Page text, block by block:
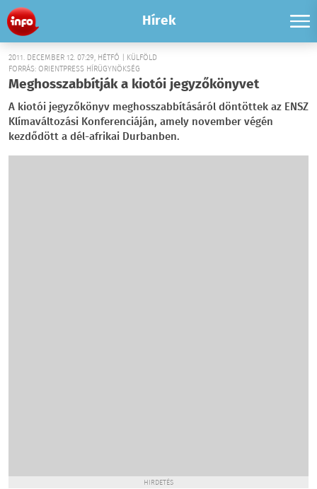
Hírek
2011. DECEMBER 12. 07:29, HÉTFŐ | KÜLFÖLD
FORRÁS: ORIENTPRESS HÍRÜGYNÖKSÉG
Meghosszabbítják a kiotói jegyzőkönyvet
A kiotói jegyzőkönyv meghosszabbításáról döntöttek az ENSZ
Klímaváltozási Konferenciáján, amely november végén
kezdődött a dél-afrikai Durbanben.
HIRDETÉS